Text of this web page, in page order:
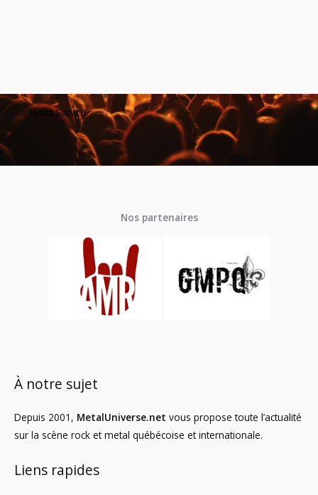
Nous Suivre
Nos partenaires
À notre sujet
Depuis 2001, MetalUniverse.net vous propose toute l’actualité
sur la scène rock et metal québécoise et internationale.
Liens rapides